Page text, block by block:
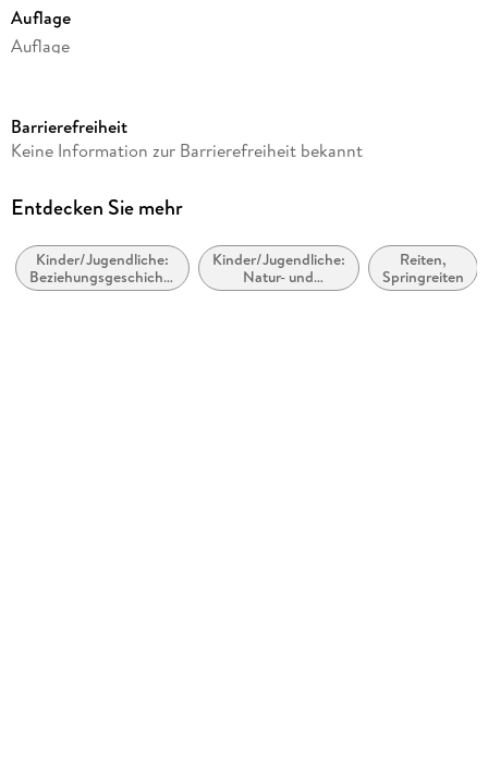
Auflage
Auflage
Laufzeit
Altersempfehlung
Reihe
Elena - Ein Leben für Pferde, 6
Barrierefreiheit
Keine Information zur Barrierefreiheit bekannt
Entdecken Sie mehr
Kinder/Jugendliche:
Beziehungsgeschichten
- Romantik, Liebe
Kinder/Jugendliche:
Natur- und
Tiergeschichten
Reiten,
Springreiten